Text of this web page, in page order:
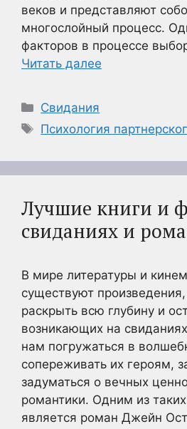
веков и представляют
многослойный процесс.
факторов в процессе
Читать далее
Рубрики
Свидания
Метки
Психология
Лучшие книги и
свиданиях и
В мире литературы и
существуют
раскрыть всю глубину и
возникающих на
нам погружаться в
сопереживать их героям,
задуматься о вечных
романтики. Одним из
является роман Джейн